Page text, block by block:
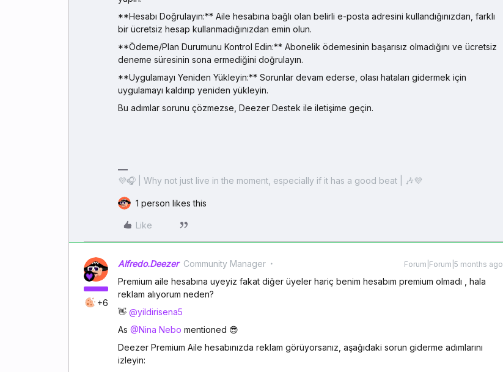
**Hesabı Doğrulayın:** Aile hesabına bağlı olan belirli e-posta adresini kullandığınızdan, farklı
bir ücretsiz hesap kullanmadığınızdan emin olun.
**Ödeme/Plan Durumunu Kontrol Edin:** Abonelik ödemesinin başarısız olmadığını ve ücretsiz
deneme süresinin sona ermediğini doğrulayın.
**Uygulamayı Yeniden Yükleyin:** Sorunlar devam ederse, olası hataları gidermek için
uygulamayı kaldırıp yeniden yükleyin.
Bu adımlar sorunu çözmezse, Deezer Destek ile iletişime geçin.
💜🎧 | Why not just live in the moment, especially if it has a good beat | 🎶💜
1 person likes this
Like
+6
Alfredo.Deezer Community Manager Forum|Forum|5 months ago
Premium aile hesabına uyeyiz fakat diğer üyeler hariç benim hesabım premium olmadı , hala
reklam alıyorum neden?
👋 ​ @yildirisena5
As ​ @Nina Nebo mentioned 😎
Deezer Premium Aile hesabınızda reklam görüyorsanız, aşağıdaki sorun giderme adımlarını
izleyin: